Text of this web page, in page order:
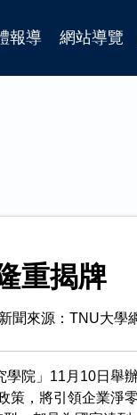
報導 網站導覽
重揭牌
新聞來源：TNU大學
學院」11月10日舉
策，將引領企業淨